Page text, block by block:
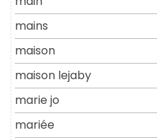
mains
maison
maison lejaby
marie jo
mariée